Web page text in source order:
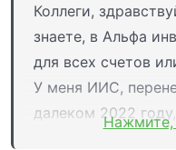
Коллеги,
знаете, в Альфа
для всех счетов
У меня ИИС,
далеком 2022Нажмите,